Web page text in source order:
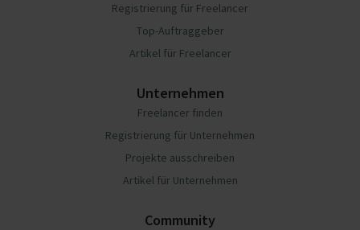
Registrierung für Freelancer
Top-Auftraggeber
Artikel für Freelancer
Unternehmen
Freelancer finden
Registrierung für Unternehmen
Projekte ausschreiben
Artikel für Unternehmen
Community